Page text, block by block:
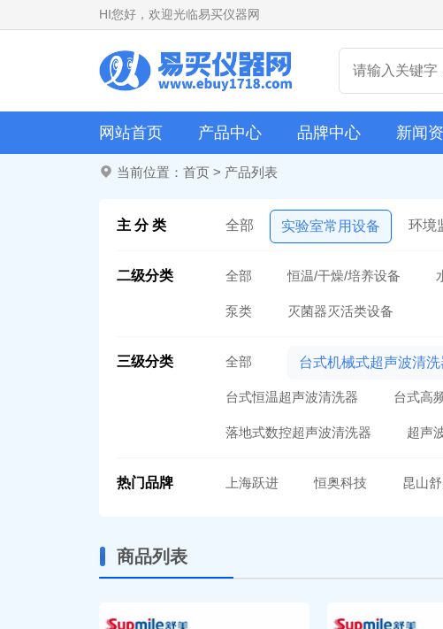
HI您好，欢迎光临易买仪器网
网站首页 产品中心 品牌中心 新闻
当前位置： 首页 > 产品列表
主 分 类 全部 实验室常用设备 环境
二级分类 全部 恒温/干燥/培养设备
泵类 灭菌器灭活类设备
三级分类 全部 台式机械式超声波清洗
台式恒温超声波清洗器 台式高
落地式数控超声波清洗器 超声
热门品牌 上海跃进 恒奥科技 昆山
商品列表